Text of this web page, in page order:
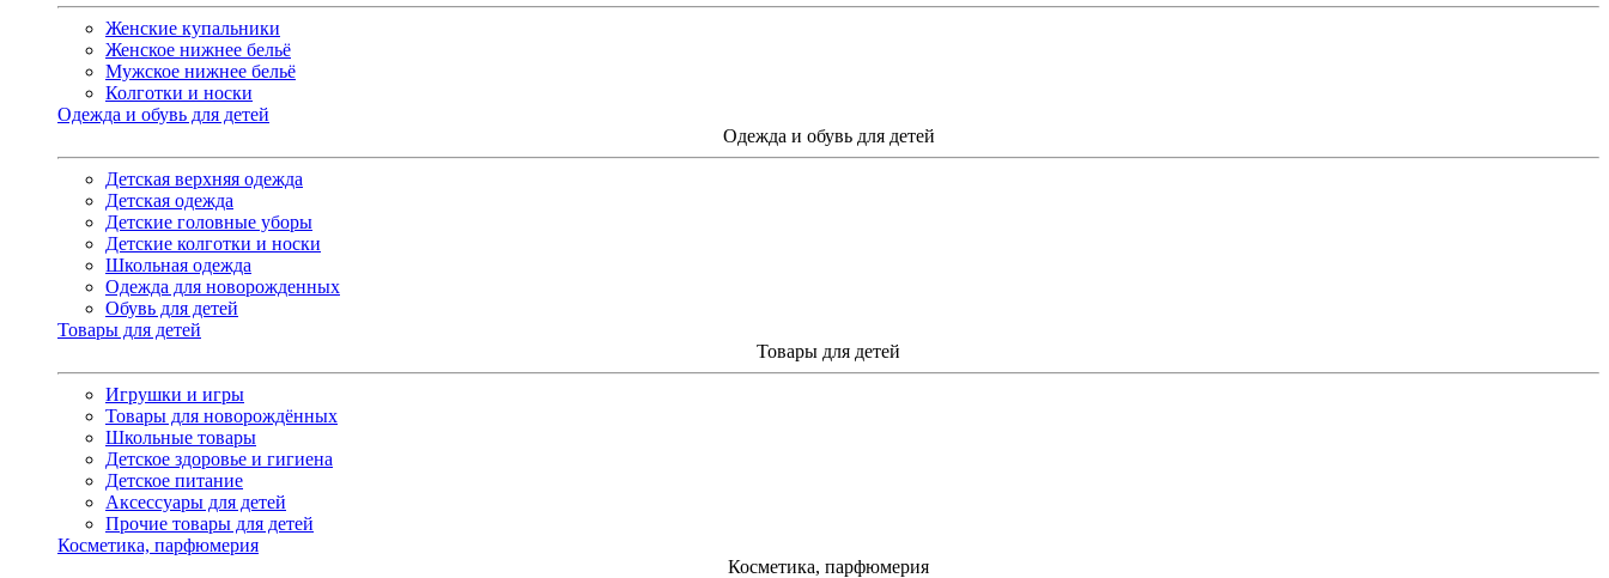
Женские купальники
Женское нижнее бельё
Мужское нижнее бельё
Колготки и носки
Одежда и обувь для детей
Одежда и обувь для детей
Детская верхняя одежда
Детская одежда
Детские головные уборы
Детские колготки и носки
Школьная одежда
Одежда для новорожденных
Обувь для детей
Товары для детей
Товары для детей
Игрушки и игры
Товары для новорождённых
Школьные товары
Детское здоровье и гигиена
Детское питание
Аксессуары для детей
Прочие товары для детей
Косметика, парфюмерия
Косметика, парфюмерия